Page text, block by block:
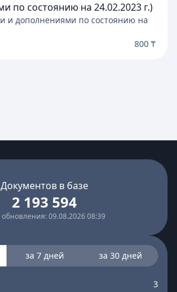
по состоянию на 24.02.2023 г.)
и дополнениями по состоянию на
800 ₸
Документов в базе
2 193 594
обновления: 09.08.2026 08:39
за 7 дней за 30 дней
3